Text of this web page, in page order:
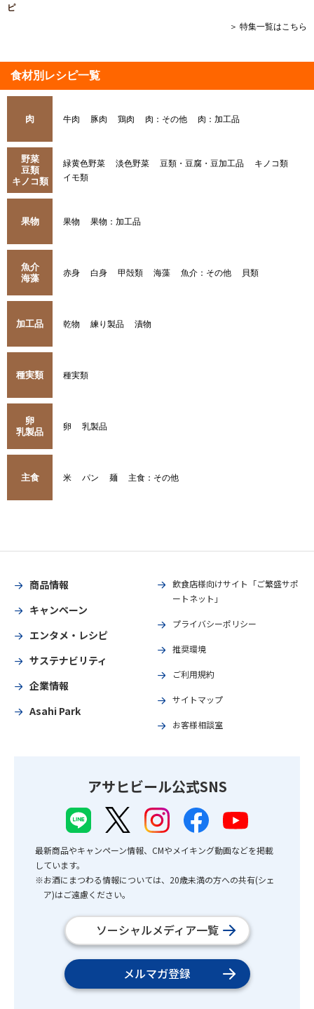
ピ
＞ 特集一覧はこちら
食材別レシピ一覧
肉 牛肉 豚肉 鶏肉 肉：その他 肉：加工品
野菜
豆類
キノコ類
緑黄色野菜 淡色野菜 豆類・豆腐・豆加工品
キノコ類
イモ類
果物 果物 果物：加工品
魚介
海藻
赤身 白身 甲殻類 海藻 魚介：その他 貝類
加工品 乾物 練り製品 漬物
種実類 種実類
卵
乳製品
卵 乳製品
主食 米 パン 麺 主食：その他
商品情報
キャンペーン
エンタメ・レシピ
サステナビリティ
企業情報
Asahi Park
飲食店様向けサイト「ご繁盛サポ
ートネット」
プライバシーポリシー
推奨環境
ご利用規約
サイトマップ
お客様相談室
アサヒビール公式SNS
最新商品やキャンペーン情報、CMやメイキング動画などを掲載
しています。
※お酒にまつわる情報については、20歳未満の方への共有(シェ
ア)はご遠慮ください。
ソーシャルメディア一覧
メルマガ登録